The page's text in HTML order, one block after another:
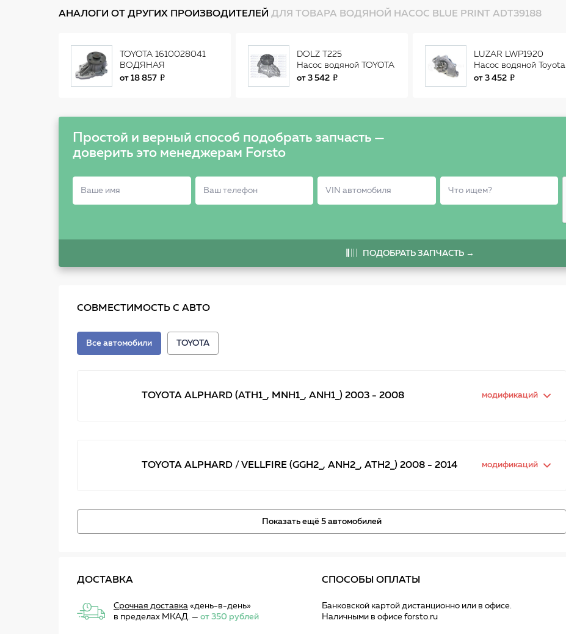
АНАЛОГИ ОТ ДРУГИХ ПРОИЗВОДИТЕЛЕЙ ДЛЯ ТОВАРА ВОДЯНОЙ НАСОС BLUE PRINT ADT39188
TOYOTA 1610028041
ВОДЯНАЯ
ПОМПА/PUMP ASSY,
от 18 857
DOLZ T225
Насос водяной TOYOTA
AVENSIS T22, T25 2.0,
от 3 542
LUZAR LWP1920
Насос водяной Toyota
Camry/RAV-4 2.0i/2.4i
от 3 452
Простой и верный способ подобрать запчасть —
доверить это менеджерам Forsto
ПОДОБРАТЬ ЗАПЧАСТЬ →
СОВМЕСТИМОСТЬ С АВТО
Все автомобили TOYOTA
TOYOTA ALPHARD (ATH1_, MNH1_, ANH1_) 2003 - 2008 модификаций
TOYOTA ALPHARD / VELLFIRE (GGH2_, ANH2_, ATH2_) 2008 - 2014 модификаций
Показать ещё 5 автомобилей
ДОСТАВКА
Срочная доставка «день-в-день»
в пределах МКАД. — от 350 рублей
СПОСОБЫ ОПЛАТЫ
Банковской картой дистанционно или в офисе.
Наличными в офисе forsto.ru